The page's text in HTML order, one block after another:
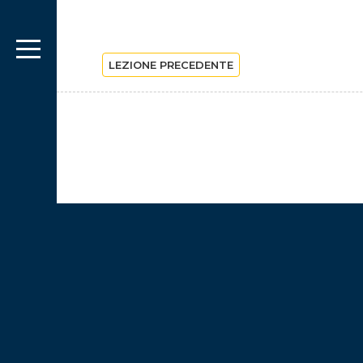
LEZIONE PRECEDENTE